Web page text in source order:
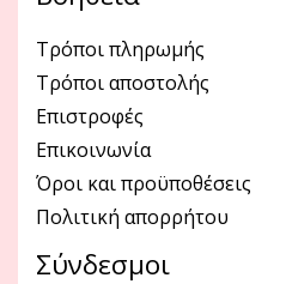
Τρόποι πληρωμής
Τρόποι αποστολής
Επιστροφές
Επικοινωνία
Όροι και προϋποθέσεις
Πολιτική απορρήτου
Σύνδεσμοι